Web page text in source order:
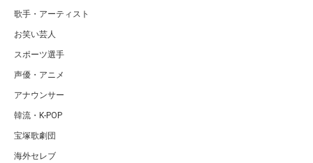
歌手・アーティスト
お笑い芸人
スポーツ選手
声優・アニメ
アナウンサー
韓流・K-POP
宝塚歌劇団
海外セレブ